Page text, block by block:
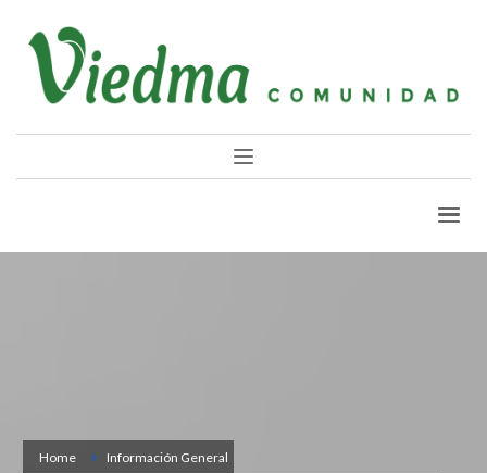
Home Información General